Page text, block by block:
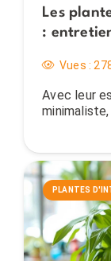
Les
:
Vues :
Avec leur
PLANTES